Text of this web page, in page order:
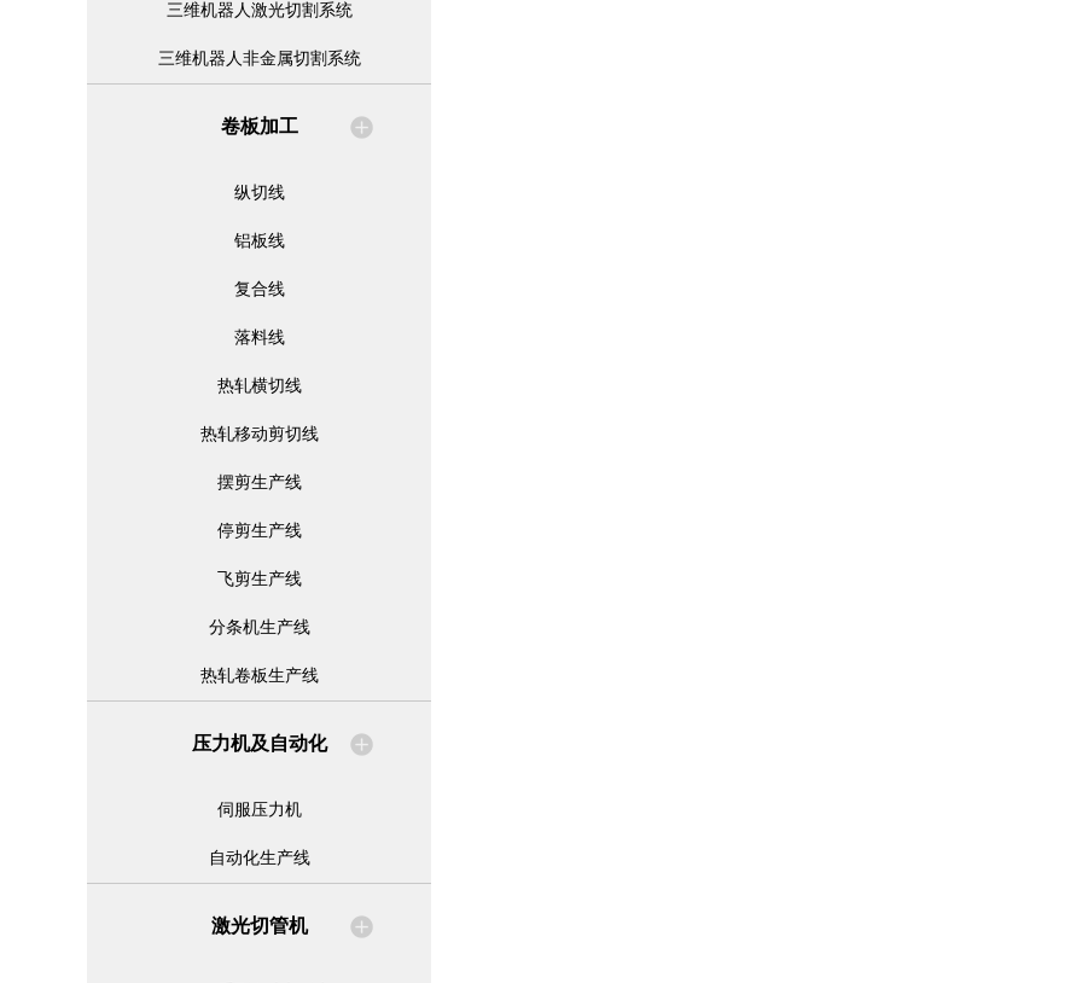
三维机器人激光切割系统
三维机器人非金属切割系统
卷板加工
纵切线
铝板线
复合线
落料线
热轧横切线
热轧移动剪切线
摆剪生产线
停剪生产线
飞剪生产线
分条机生产线
热轧卷板生产线
压力机及自动化
伺服压力机
自动化生产线
激光切管机